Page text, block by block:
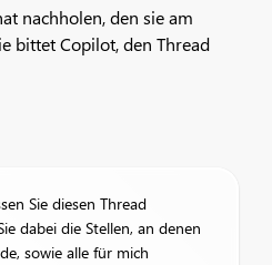
nachholen, den sie am
bittet Copilot, den Thread
Sie diesen Thread
dabei die Stellen, an denen
sowie alle für mich